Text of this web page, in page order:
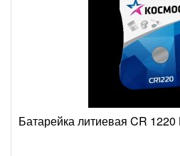
Батарейка литиевая CR